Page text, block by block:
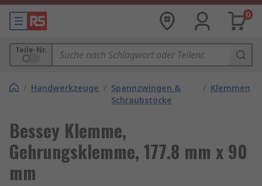
0
Teile-Nr.
/ Handwerkzeuge / Spannzwingen &
Schraubstöcke
/ Klemmen
Bessey Klemme,
Gehrungsklemme, 177.8 mm x 90
mm